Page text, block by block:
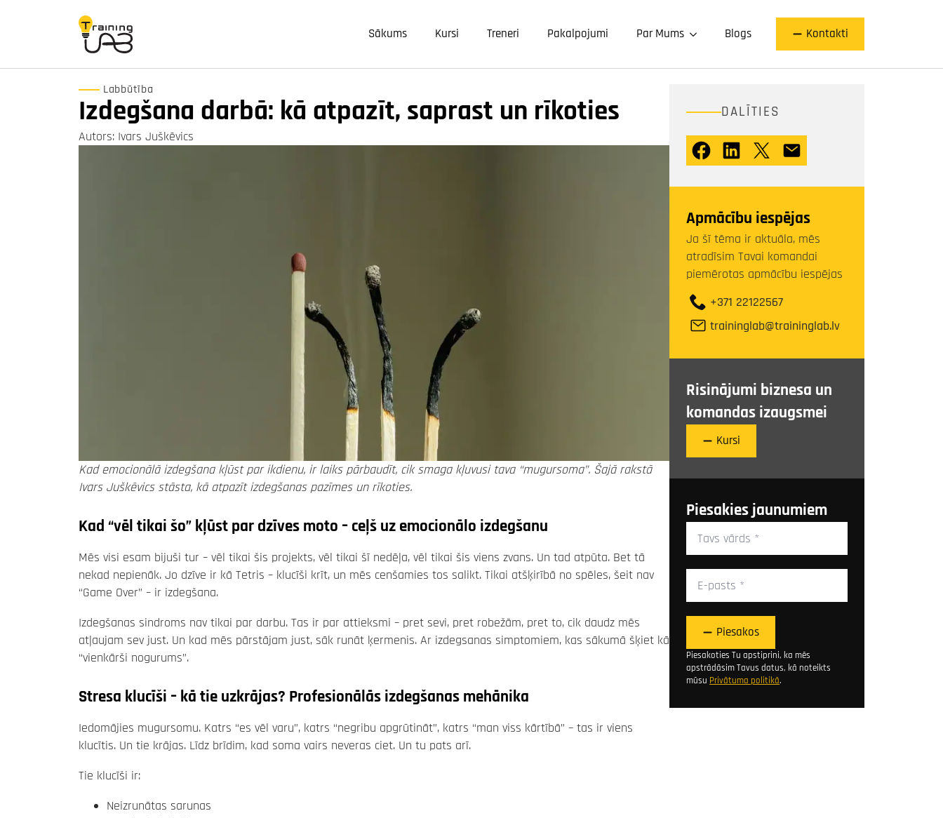
Sākums Kursi Treneri Pakalpojumi Par Mums Blogs Kontakti
Labbūtība
Izdegšana darbā: kā atpazīt, saprast un rīkoties
Autors: Ivars Juškēvics
Kad emocionālā izdegšana kļūst par ikdienu, ir laiks pārbaudīt, cik smaga kļuvusi tava “mugursoma”. Šajā rakstā
Ivars Juškēvics stāsta, kā atpazīt izdegšanas pazīmes un rīkoties.
Kad “vēl tikai šo” kļūst par dzīves moto – ceļš uz emocionālo izdegšanu
Mēs visi esam bijuši tur – vēl tikai šis projekts, vēl tikai šī nedēļa, vēl tikai šis viens zvans. Un tad atpūta. Bet tā
nekad nepienāk. Jo dzīve ir kā Tetris – klucīši krīt, un mēs cenšamies tos salikt. Tikai atšķirībā no spēles, šeit nav
“Game Over” – ir izdegšana.
Izdegšanas sindroms nav tikai par darbu. Tas ir par attieksmi – pret sevi, pret robežām, pret to, cik daudz mēs
atļaujam sev just. Un kad mēs pārstājam just, sāk runāt ķermenis. Ar izdegsanas simptomiem, kas sākumā šķiet kā
“vienkārši nogurums”.
Stresa klucīši – kā tie uzkrājas? Profesionālās izdegšanas mehānika
Iedomājies mugursomu. Katrs “es vēl varu”, katrs “negribu apgrūtināt”, katrs “man viss kārtībā” – tas ir viens
klucītis. Un tie krājas. Līdz brīdim, kad soma vairs neveras ciet. Un tu pats arī.
Tie klucīši ir:
Neizrunātas sarunas
DALĪTIES
Apmācību iespējas
Ja šī tēma ir aktuāla, mēs
atradīsim Tavai komandai
piemērotas apmācību iespējas
+371 22122567
traininglab@traininglab.lv
Risinājumi biznesa un
komandas izaugsmei
Kursi
Piesakies jaunumiem
Tavs
vārds
*
E-
pasts
*
Piesakos
Piesakoties Tu apstiprini, ka mēs
apstrādāsim Tavus datus, kā noteikts
mūsu Privātuma politikā.